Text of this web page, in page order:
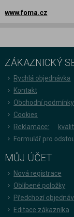
www.foma.cz
ZÁKAZNICKÝ
Rychlá objednávka
Kontakt
Obchodní podmínky
Cookies
Reklamace:
Formulář pro
MŮJ ÚČET
Nová registrace
Oblíbené položky
Předchozí
Editace zákazníka